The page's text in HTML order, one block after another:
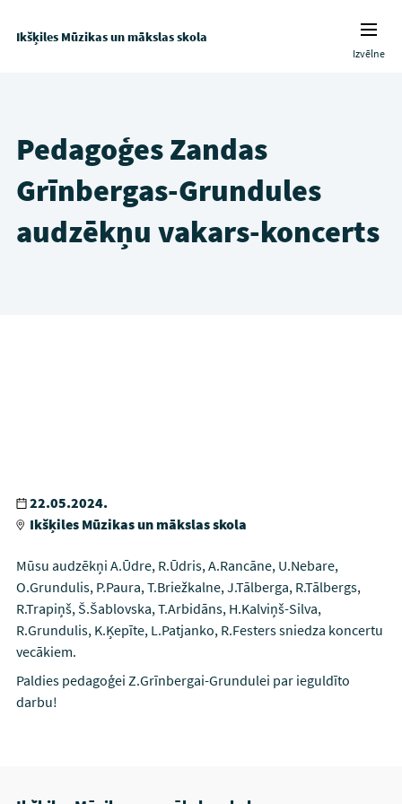
Ikšķiles Mūzikas un mākslas skola
Izvēlne
Pedagoģes Zandas
Grīnbergas-Grundules
audzēkņu vakars-koncerts
22.05.2024.
Ikšķiles Mūzikas un mākslas skola
Mūsu audzēkņi A.Ūdre, R.Ūdris, A.Rancāne, U.Nebare,
O.Grundulis, P.Paura, T.Briežkalne, J.Tālberga, R.Tālbergs,
R.Trapiņš, Š.Šablovska, T.Arbidāns, H.Kalviņš-Silva,
R.Grundulis, K.Ķepīte, L.Patjanko, R.Festers sniedza koncertu
vecākiem.
Paldies pedagoģei Z.Grīnbergai-Grundulei par ieguldīto
darbu!